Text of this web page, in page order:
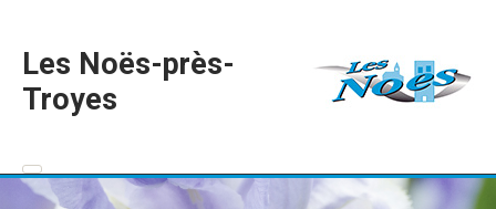
Les Noës-près-
Troyes